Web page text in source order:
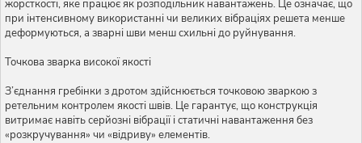
жорсткості, яке працює як розподільник навантажень. Це означає, що
при інтенсивному використанні чи великих вібраціях решета менше
деформуються, а зварні шви менш схильні до руйнування.
Точкова зварка високої якості
З’єднання гребінки з дротом здійснюється точковою зваркою з
ретельним контролем якості швів. Це гарантує, що конструкція
витримає навіть серйозні вібрації і статичні навантаження без
«розкручування» чи «відриву» елементів.